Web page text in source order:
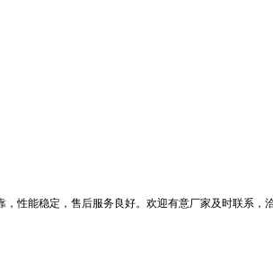
性能稳定，售后服务良好。欢迎有意厂家及时联系，